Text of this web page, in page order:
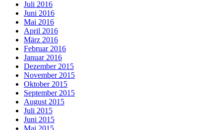
Juli 2016
Juni 2016
Mai 2016
April 2016
März 2016
Februar 2016
Januar 2016
Dezember 2015
November 2015
Oktober 2015
September 2015
August 2015
Juli 2015
Juni 2015
Mai 2015